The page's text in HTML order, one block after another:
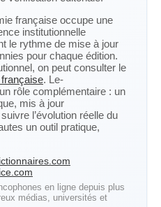
française occupe une
institutionnelle
le rythme de mise à jour
pour chaque édition.
on peut consulter le
française. Le-
rôle complémentaire : un
mis à jour
l’évolution réelle du
un outil pratique,
en ligne depuis plus
médias, universités et